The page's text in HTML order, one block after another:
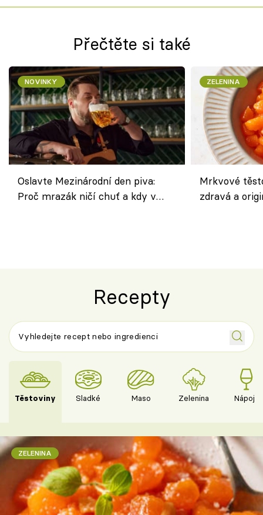
Přečtěte si také
NOVINKY
Oslavte Mezinárodní den piva:
Proč mrazák ničí chuť a kdy v
ZELENINA
Mrkvové
zdravá a
Recepty
Těstoviny Sladké Maso Zelenina Nápoje
ZELENINA